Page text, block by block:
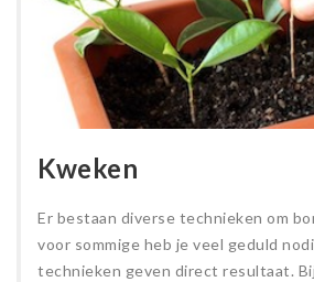
Kweken
Er bestaan diverse technieken om
voor sommige heb je veel geduld
technieken geven direct resultaat.